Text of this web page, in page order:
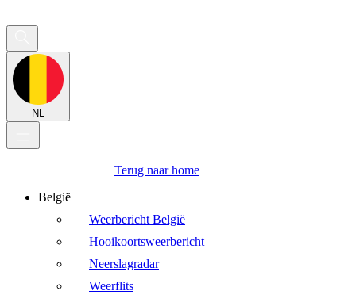
NL
Terug naar home
België
Weerbericht België
Hooikoortsweerbericht
Neerslagradar
Weerflits